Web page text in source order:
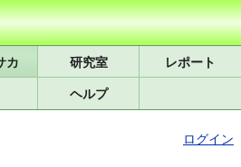
研究室
レポート
ヘルプ
ログイン